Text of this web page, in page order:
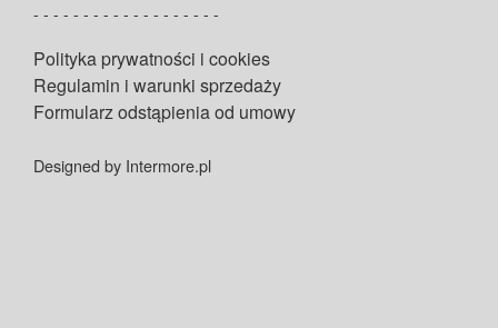
- - - - - - - - - - - - - - - - - - -
Polityka prywatności i cookies
Regulamin i warunki sprzedaży
Formularz odstąpienia od umowy
Designed by Intermore.pl